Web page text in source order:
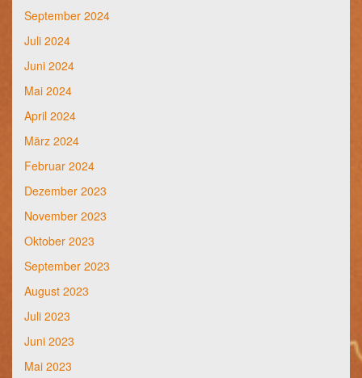
September 2024
Juli 2024
Juni 2024
Mai 2024
April 2024
März 2024
Februar 2024
Dezember 2023
November 2023
Oktober 2023
September 2023
August 2023
Juli 2023
Juni 2023
Mai 2023